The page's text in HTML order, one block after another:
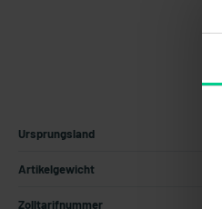
Ursprungsland
Artikelgewicht
Zolltarifnummer